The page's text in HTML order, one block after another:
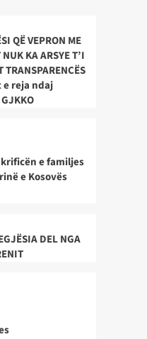
QË VEPRON ME
KA ARSYE T’I
TRANSPARENCËS
reja ndaj
e familjes
e Kosovës
DEL NGA